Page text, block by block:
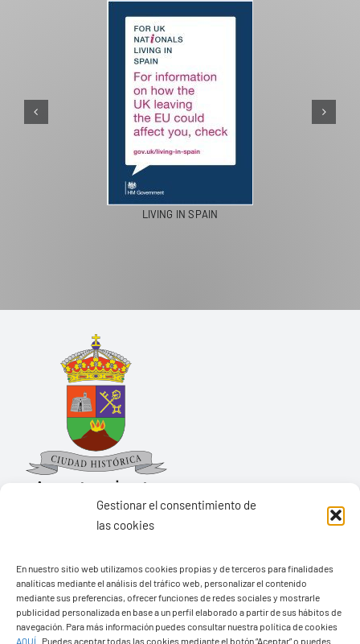
Gestionar el consentimiento de
las cookies
En nuestro sitio web utilizamos cookies propias y de terceros para finalidades
analíticas mediante el análisis del tráfico web, personalizar el contenido
mediante sus preferencias, ofrecer funciones de redes sociales y mostrarle
publicidad personalizada en base a un perfil elaborado a partir de sus hábitos de
navegación. Para más información puedes consultar nuestra política de cookies
AQUÍ
Puedes aceptar todas las cookies mediante el botón “Aceptar” o puedes
PASEOS EN CAMELLO
Pza. de Los Remedios, 1
35570 – Yaiza
Tel:928 83 62 20